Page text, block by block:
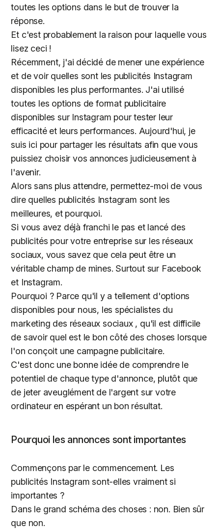
toutes les options dans le but de trouver la
réponse.
Et c'est probablement la raison pour laquelle vous
lisez ceci !
Récemment, j'ai décidé de mener une expérience
et de voir quelles sont les publicités Instagram
disponibles les plus performantes. J'ai utilisé
toutes les options de format publicitaire
disponibles sur Instagram pour tester leur
efficacité et leurs performances. Aujourd'hui, je
suis ici pour partager les résultats afin que vous
puissiez choisir vos annonces judicieusement à
l'avenir.
Alors sans plus attendre, permettez-moi de vous
dire quelles publicités Instagram sont les
meilleures, et pourquoi.
Si vous avez déjà franchi le pas et lancé des
publicités pour votre entreprise sur les réseaux
sociaux, vous savez que cela peut être un
véritable champ de mines. Surtout sur Facebook
et Instagram.
Pourquoi ? Parce qu'il y a tellement d'options
disponibles pour nous, les spécialistes du
marketing des réseaux sociaux , qu'il est difficile
de savoir quel est le bon côté des choses lorsque
l'on conçoit une campagne publicitaire.
C'est donc une bonne idée de comprendre le
potentiel de chaque type d'annonce, plutôt que
de jeter aveuglément de l'argent sur votre
ordinateur en espérant un bon résultat.
Pourquoi les annonces sont importantes
Commençons par le commencement. Les
publicités Instagram sont-elles vraiment si
importantes ?
Dans le grand schéma des choses : non. Bien sûr
que non.